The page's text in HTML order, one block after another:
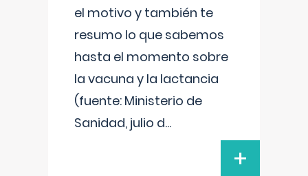
el motivo y también te
resumo lo que sabemos
hasta el momento sobre
la vacuna y la lactancia
(fuente: Ministerio de
Sanidad, julio d...
+